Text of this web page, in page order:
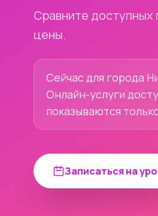
Сравните доступных
цены.
Сейчас для города
Онлайн-услуги
показываются
Записаться на